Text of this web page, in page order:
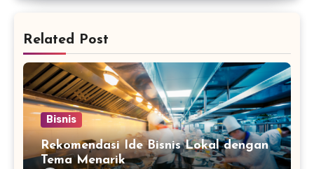
Related Post
Bisnis
Rekomendasi Ide Bisnis Lokal dengan
Tema Menarik